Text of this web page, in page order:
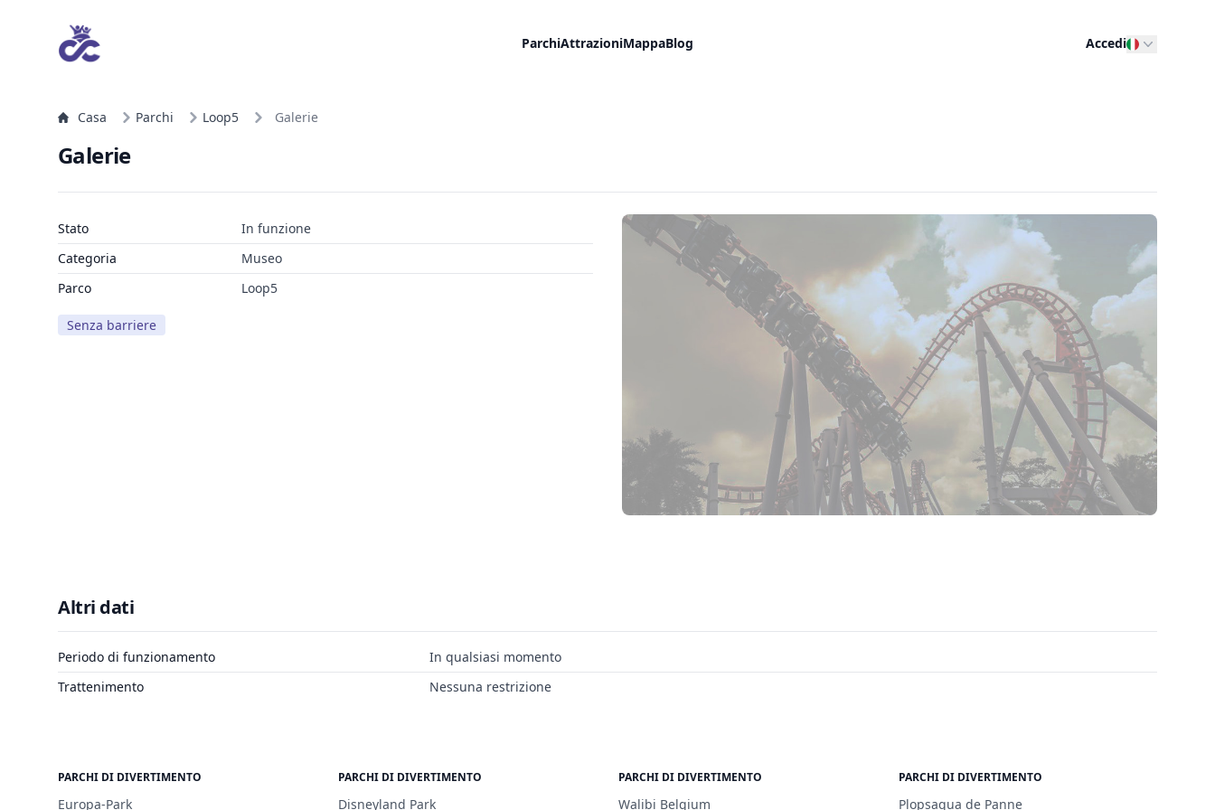
ParchiAttrazioniMappaBlog Accedi
Casa Parchi Loop5 Galerie
Galerie
Stato
In funzione
Categoria
Museo
Parco
Loop5
Senza barriere
Altri dati
Periodo di funzionamento
In qualsiasi momento
Trattenimento
Nessuna restrizione
PARCHI DI DIVERTIMENTO
Europa-Park
PARCHI DI DIVERTIMENTO
Disneyland Park
PARCHI DI DIVERTIMENTO
Walibi Belgium
PARCHI DI DIVERTIMENTO
Plopsaqua de Panne